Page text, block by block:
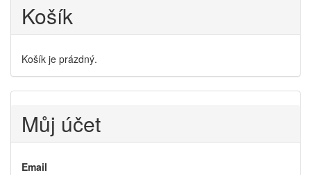
Košík
Košík je prázdný.
Můj účet
Email